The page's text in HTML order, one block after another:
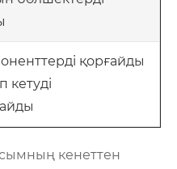
қорғайды
кетуді
кенеттен